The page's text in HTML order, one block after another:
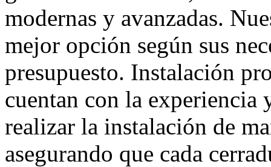
modernas y avanzadas.
mejor opción según sus
presupuesto. Instalación
cuentan con la experiencia
realizar la instalación de
asegurando que cada